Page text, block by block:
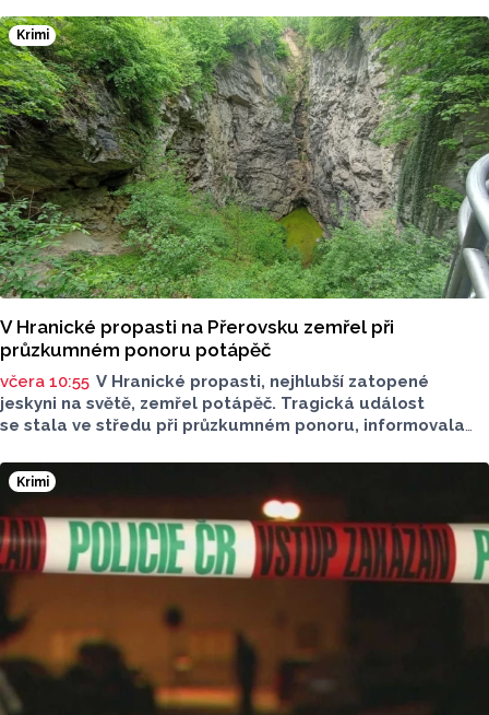
Krimi
V Hranické propasti na Přerovsku zemřel při
průzkumném ponoru potápěč
včera 10:55 V Hranické propasti, nejhlubší zatopené
jeskyni na světě, zemřel potápěč. Tragická událost
se stala ve středu při průzkumném ponoru, informovala
bylo vyzvednuto v noci na dnešek z hloubky 186 metrů.
Na případ upozornil server Novinky.cz. Policie případ
vyšetřuje pro trestný čin usmrcení z nedbalosti, řekla dnes
ČTK policejní mluvčí Miluše Zajícová. Muž byl letecký
záchranář, speleo potápěč a hasič z centrální hasičské
stanice v Kladně, uvedli na sociální síti středočeští hasiči.
Krimi